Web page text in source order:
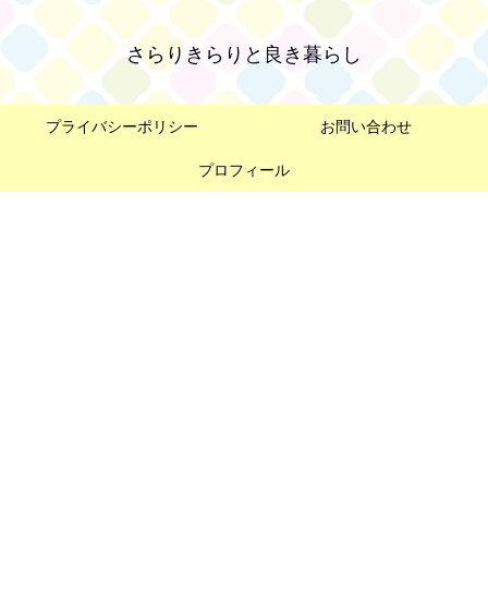
さらりきらりと良き暮らし
プライバシーポリシー お問い合わせ
プロフィール